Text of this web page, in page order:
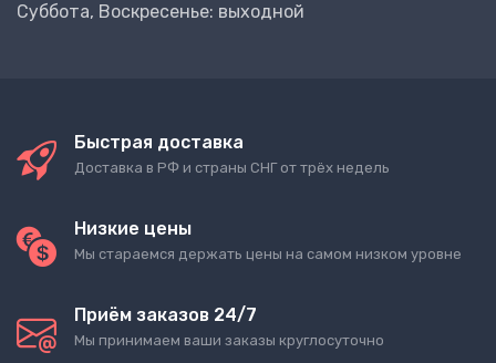
Суббота, Воскресенье: выходной
Быстрая доставка
Доставка в РФ и страны СНГ от трёх недель
Низкие цены
Мы стараемся держать цены на самом низком уровне
Приём заказов 24/7
Мы принимаем ваши заказы круглосуточно